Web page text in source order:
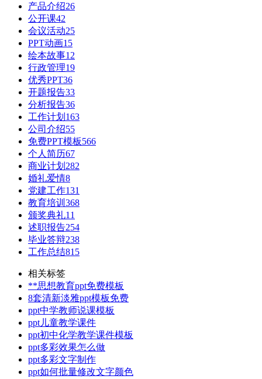
产品介绍26
公开课42
会议活动25
PPT动画15
绘本故事12
行政管理19
优秀PPT36
开题报告33
分析报告36
工作计划 163
公司介绍55
免费PPT模板566
个人简历67
商业计划 282
婚礼爱情8
党建工作131
教育培训 368
颁奖典礼11
述职报告254
毕业答辩238
工作总结815
相关标签
**思想教育ppt免费模板
8套清新淡雅ppt模板免费
ppt中学教师说课模板
ppt儿童教学课件
ppt初中化学教学课件模板
ppt多彩效果怎么做
ppt多彩文字制作
ppt如何批量修改文字颜色